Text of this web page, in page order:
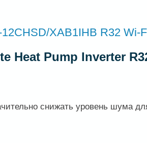
XAB1IHB R32 Wi-
Heat Pump Inverter
снижать уровень шума